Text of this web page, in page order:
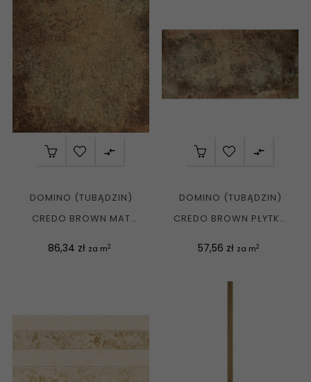

DOMINO (TUBĄDZIN)
CREDO BROWN MAT
Cena
86,34 zł za m2

DOMINO (TUBĄDZIN)
CREDO BROWN PŁYTKA
Cena
57,56 zł za m2